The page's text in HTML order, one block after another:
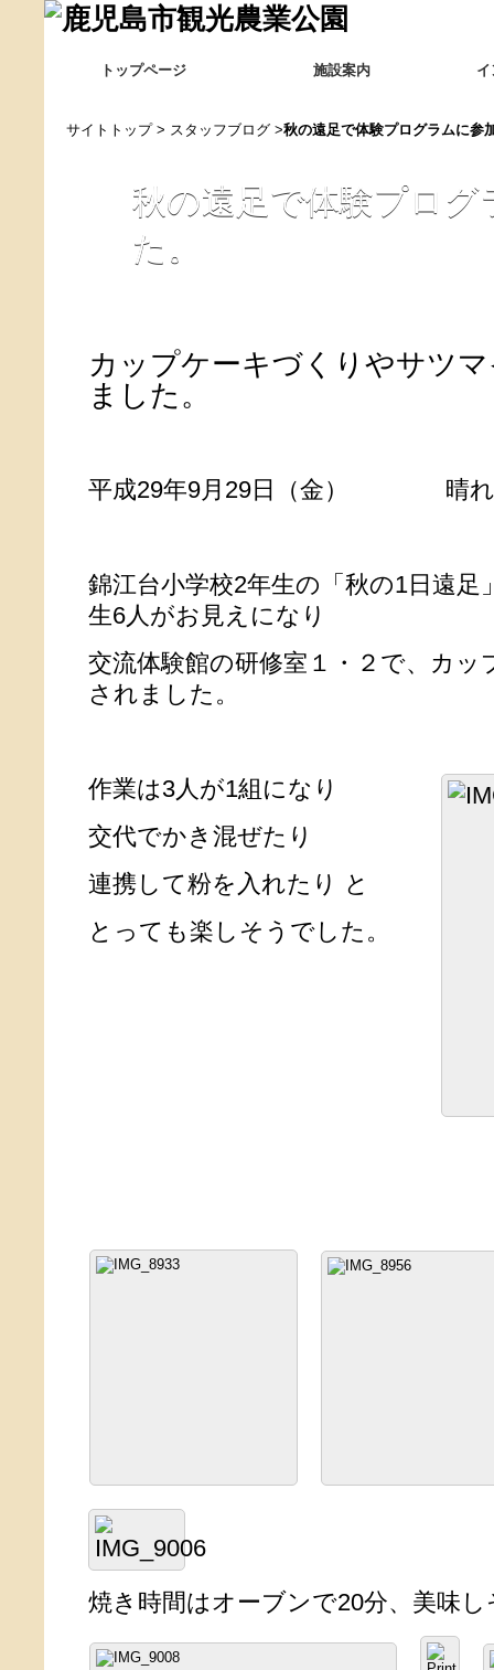
トップページ 施設案内
サイトトップ> スタッフブログ >秋の遠足で体験プログラムに参
秋の遠足で体験プロ
た。
カップケーキづくりやサツ
ました。
平成29年9月29日（金） 晴れ
錦江台小学校2年生の「秋の1日遠足
生6人がお見えになり
交流体験館の研修室１・２で、カ
されました。
作業は3人が1組にな り
交代でかき混ぜたり
連携して粉を入れたり と
とっても楽しそうでした。
焼き時間はオーブンで20分、美味